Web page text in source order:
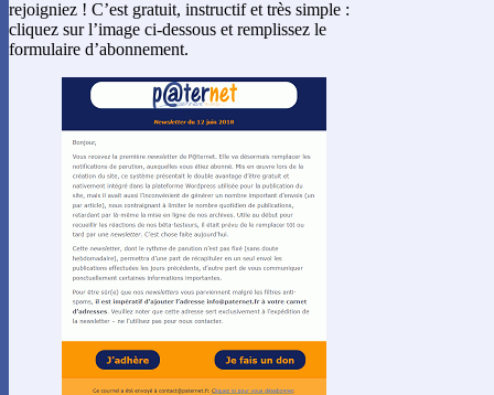
rejoigniez ! C’est gratuit, instructif et très simple :
cliquez sur l’image ci-dessous et remplissez le
formulaire d’abonnement.